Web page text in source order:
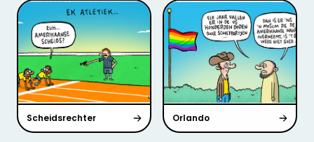
Scheidsrechter Orlando